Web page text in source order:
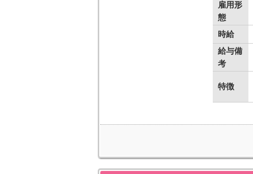
雇用形
態
時給
給与備
考
特徴